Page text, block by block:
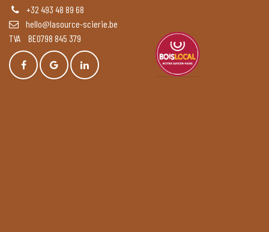
+32 493 48 89 68
hello@lasource-scierie.be
TVA BE0798 845 379